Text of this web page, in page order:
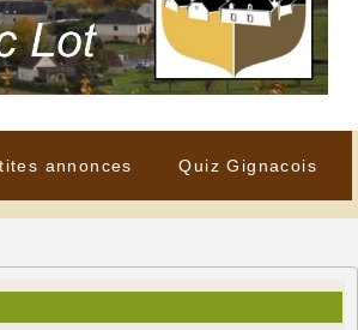
annonces Quiz Gignacois